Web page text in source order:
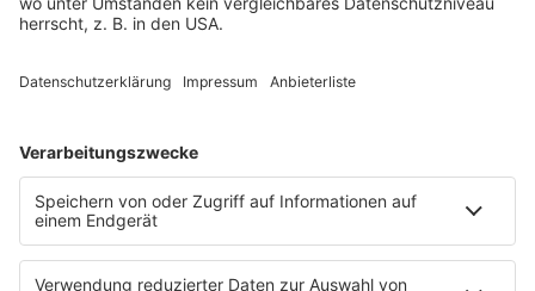
Comedy
Wetter
Verkehr
PODCASTS